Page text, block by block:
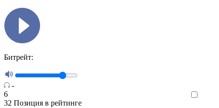
Битрейт:
-
6
32 Позиция в рейтинге